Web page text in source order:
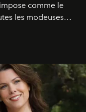
comme le
les modeuses